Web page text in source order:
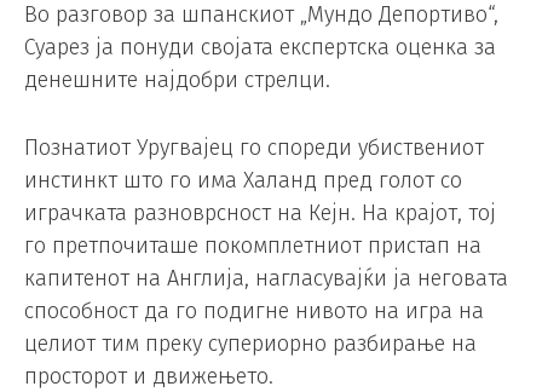
Во разговор за шпанскиот „Мундо Депортиво“,
Суарез ја понуди својата експертска оценка за
денешните најдобри стрелци.
Познатиот Уругвајец го спореди убиствениот
инстинкт што го има Халанд пред голот со
играчката разноврсност на Кејн. На крајот, тој
го претпочиташе покомплетниот пристап на
капитенот на Англија, нагласувајќи ја неговата
способност да го подигне нивото на игра на
целиот тим преку супериорно разбирање на
просторот и движењето.